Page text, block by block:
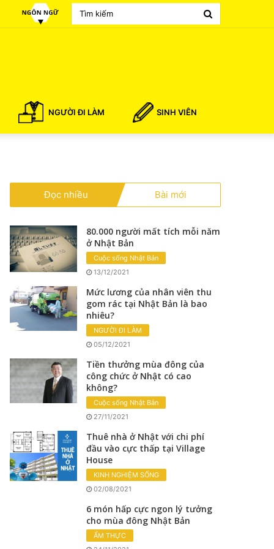
NGƯỜI ĐI LÀM SINH VIÊN
Đọc nhiều Bài mới
80.000 người mất tích mỗi năm
ở Nhật Bản
Cuộc sống Nhật Bản
13/12/2021
Mức lương của nhân viên thu
gom rác tại Nhật Bản là bao
nhiêu?
NGƯỜI ĐI LÀM
05/12/2021
Tiền thưởng mùa đông của
công chức ở Nhật có cao
không?
Cuộc sống Nhật Bản
27/11/2021
Thuê nhà ở Nhật với chi phí
đầu vào cực thấp tại Village
House
KINH NGHIỆM SỐNG
02/08/2021
6 món hấp cực ngon lý tưởng
cho mùa đông Nhật Bản
ẨM THỰC